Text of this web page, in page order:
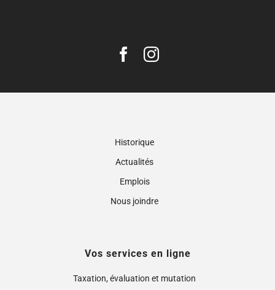
Historique
Actualités
Emplois
Nous joindre
Vos services en ligne
Taxation, évaluation et mutation